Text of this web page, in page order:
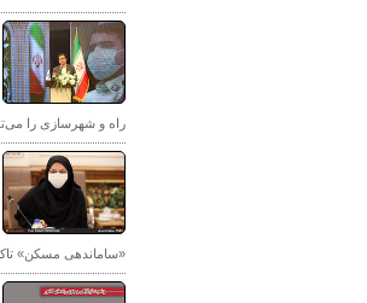
راه و شهرسازی را
«ساماندهی مسکن»